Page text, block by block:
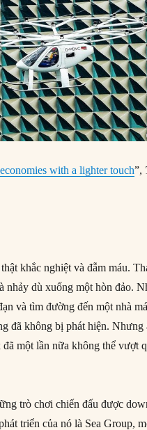
with a lighter touch”,
khắc nghiệt và đẫm máu.
nhảy dù xuống một hòn đảo.
và tìm đường đến một nhà
đã không bị phát hiện. Nhưng
một lần nữa không thể vượt
trò chơi chiến đấu được
triển của nó là Sea Group,